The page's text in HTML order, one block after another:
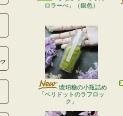
ロラーべ」（銀色）
琥珀糖の小瓶詰め
「ペリドットのラフロッ
ク」